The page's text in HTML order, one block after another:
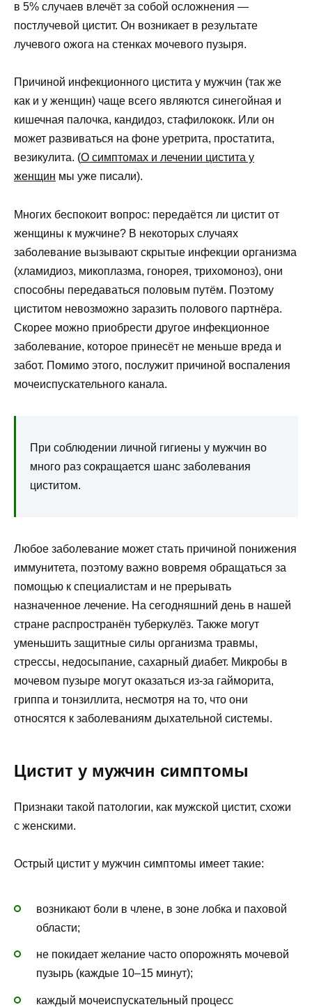
в 5% случаев влечёт за собой осложнения —
постлучевой цистит. Он возникает в результате
лучевого ожога на стенках мочевого пузыря.
Причиной инфекционного цистита у мужчин (так же
как и у женщин) чаще всего являются синегойная и
кишечная палочка, кандидоз, стафилококк. Или он
может развиваться на фоне уретрита, простатита,
везикулита. (О симптомах и лечении цистита у
женщин мы уже писали).
Многих беспокоит вопрос: передаётся ли цистит от
женщины к мужчине? В некоторых случаях
заболевание вызывают скрытые инфекции организма
(хламидиоз, микоплазма, гонорея, трихомоноз), они
способны передаваться половым путём. Поэтому
циститом невозможно заразить полового партнёра.
Скорее можно приобрести другое инфекционное
заболевание, которое принесёт не меньше вреда и
забот. Помимо этого, послужит причиной воспаления
мочеиспускательного канала.
При соблюдении личной гигиены у мужчин во
много раз сокращается шанс заболевания
циститом.
Любое заболевание может стать причиной понижения
иммунитета, поэтому важно вовремя обращаться за
помощью к специалистам и не прерывать
назначенное лечение. На сегодняшний день в нашей
стране распространён туберкулёз. Также могут
уменьшить защитные силы организма травмы,
стрессы, недосыпание, сахарный диабет. Микробы в
мочевом пузыре могут оказаться из-за гайморита,
гриппа и тонзиллита, несмотря на то, что они
относятся к заболеваниям дыхательной системы.
Цистит у мужчин симптомы
Признаки такой патологии, как мужской цистит, схожи
с женскими.
Острый цистит у мужчин симптомы имеет такие:
возникают боли в члене, в зоне лобка и паховой
области;
не покидает желание часто опорожнять мочевой
пузырь (каждые 10–15 минут);
каждый мочеиспускательный процесс